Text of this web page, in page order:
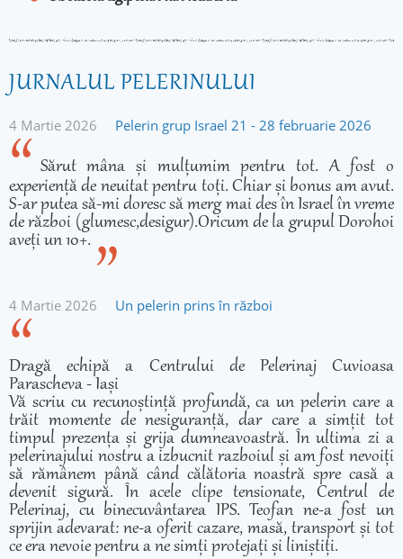
JURNALUL PELERINULUI
4 Martie 2026 Pelerin grup Israel 21 - 28 februarie 2026
Sărut mâna și mulțumim pentru tot. A fost o
experiență de neuitat pentru toți. Chiar și bonus am avut.
S-ar putea să-mi doresc să merg mai des în Israel în vreme
de război (glumesc,desigur).Oricum de la grupul Dorohoi
aveți un 10+.
4 Martie 2026 Un pelerin prins în război
Dragă echipă a Centrului de Pelerinaj Cuvioasa
Parascheva - Iași
Vă scriu cu recunoștință profundă, ca un pelerin care a
trăit momente de nesiguranță, dar care a simțit tot
timpul prezența și grija dumneavoastră. În ultima zi a
pelerinajului nostru a izbucnit razboiul și am fost nevoiți
să rămânem până când călătoria noastră spre casă a
devenit sigură. În acele clipe tensionate, Centrul de
Pelerinaj, cu binecuvântarea IPS. Teofan ne-a fost un
sprijin adevarat: ne-a oferit cazare, masă, transport și tot
ce era nevoie pentru a ne simți protejați și liniștiți.